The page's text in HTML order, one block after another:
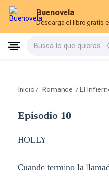
Buenovela
Descarga el libro gratis
Busca lo que quieras
Inicio / Romance / El
Episodio 10
HOLLY
Cuando termino la